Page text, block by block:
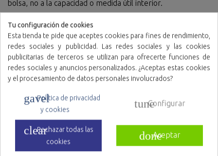
bolsa, no a la capacidad o medida útil interior.
Modo de empleo
Se recomienda utilizar el producto una sola vez, la
utilización prolongada o más de un solo uso minimizará las
funciones para las que ha sido fabricado. En su colocación
producto permite, ya que se corre el riesgo de romperlo.
Utilización
Envasado de productos, clasificación de artículos...etc.
Tu configuración de cookies
Esta tienda te pide que aceptes cookies para fines de rendimiento,
redes sociales y publicidad. Las redes sociales y las cookies
publicitarias de terceros se utilizan para ofrecerte funciones de
redes sociales y anuncios personalizados. ¿Aceptas estas cookies
y el procesamiento de datos personales involucrados?
gavel
Política de privacidad
y cookies
tuneConfigurar
clear
Rechazar todas las
cookies
doneAceptar